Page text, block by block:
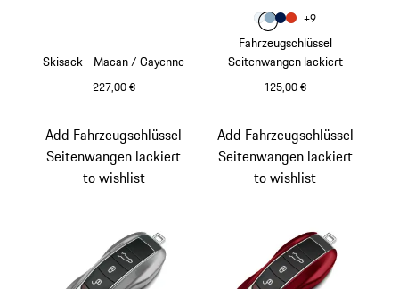
Skisack - Macan / Cayenne
227,00 €
Fahrzeugschlüssel
Seitenwangen lackiert
125,00 €
Farbe
Farbecarraraweißmetallic
Farbe shorebluemetallic
Farbe
Farbe
+9
Add Fahrzeugschlüssel
Seitenwangen lackiert
to wishlist
Add Fahrzeugschlüssel
Seitenwangen lackiert
to wishlist